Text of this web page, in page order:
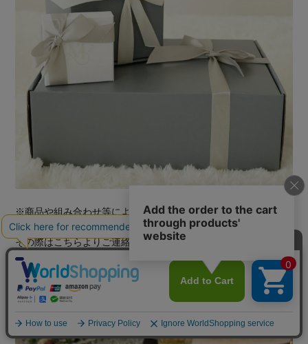
※商品や組み合わせ等によっては
ラッピング不可の場合もございます
その際はこちらよりご連絡させていただいております